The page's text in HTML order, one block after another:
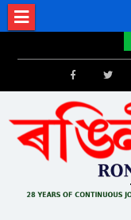
Skip
to
Facebook